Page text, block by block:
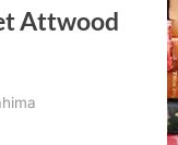
Attwood